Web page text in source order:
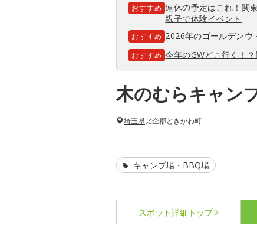
おすすめ 連休の予定はこれ！関
親子で体験イベント
おすすめ 2026年のゴールデンウ
おすすめ 今年のGWどこ行く！
木のむらキャン
埼玉県比企郡ときがわ町
キャンプ場・BBQ場
スポット詳細 トップ